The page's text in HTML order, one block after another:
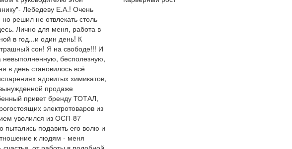
Лебедеву Е.А.! Очень
решил не отвлекать столь
Лично для меня, работа в
в год...и один день! К
сон! Я на свободе!!! И
невыполненную, бесполезную,
в день становилось всё
ядовитых химикатов,
продаже
привет бренду ТОТАЛ,
электротоваров из
уволился из ОСП-87
пытались подавить его волю и
к людям - меня